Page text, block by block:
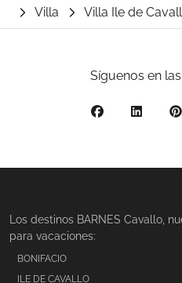
Villa
Villa Ile de
Síguenos en
Los destinos BARNES Cavallo,
para vacaciones:
BONIFACIO
ILE DE CAVALLO